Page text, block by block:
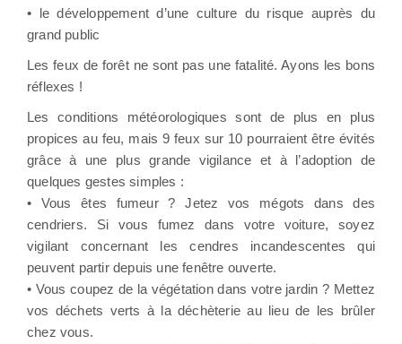
• le développement d’une culture du risque auprès du
grand public
Les feux de forêt ne sont pas une fatalité. Ayons les bons
réflexes !
Les conditions météorologiques sont de plus en plus
propices au feu, mais 9 feux sur 10 pourraient être évités
grâce à une plus grande vigilance et à l’adoption de
quelques gestes simples :
• Vous êtes fumeur ? Jetez vos mégots dans des
cendriers. Si vous fumez dans votre voiture, soyez
vigilant concernant les cendres incandescentes qui
peuvent partir depuis une fenêtre ouverte.
• Vous coupez de la végétation dans votre jardin ? Mettez
vos déchets verts à la déchèterie au lieu de les brûler
chez vous.